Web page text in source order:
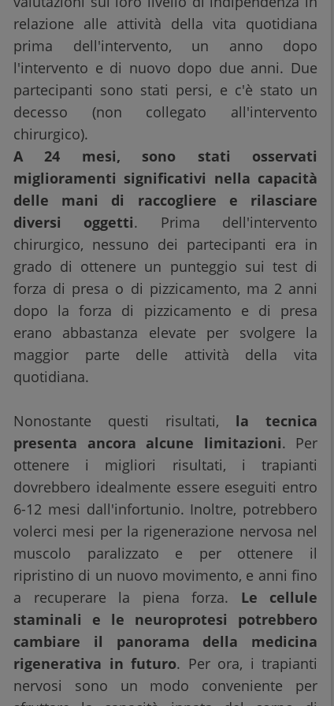
relazione alle attività della vita quotidiana
prima dell'intervento, un anno dopo
l'intervento e di nuovo dopo due anni. Due
partecipanti sono stati persi, e c'è stato un
decesso (non collegato all'intervento
chirurgico).
A 24 mesi, sono stati osservati
miglioramenti significativi nella capacità
delle mani di raccogliere e rilasciare
diversi oggetti. Prima dell'intervento
chirurgico, nessuno dei partecipanti era in
grado di ottenere un punteggio sui test di
forza di presa o di pizzicamento, ma 2 anni
dopo la forza di pizzicamento e di presa
erano abbastanza elevate per svolgere la
maggior parte delle attività della vita
quotidiana.
Nonostante questi risultati, la tecnica
presenta ancora alcune limitazioni. Per
ottenere i migliori risultati, i trapianti
dovrebbero idealmente essere eseguiti entro
6-12 mesi dall'infortunio. Inoltre, potrebbero
volerci mesi per la rigenerazione nervosa nel
muscolo paralizzato e per ottenere il
ripristino di un nuovo movimento, e anni fino
a recuperare la piena forza. Le cellule
staminali e le neuroprotesi potrebbero
cambiare il panorama della medicina
rigenerativa in futuro. Per ora, i trapianti
nervosi sono un modo conveniente per